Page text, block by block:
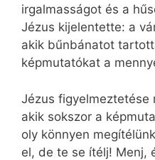
irgalmasságot és a
Jézus kijelentette: a
akik bűnbánatot
képmutatókat a
Jézus figyelmeztetése
akik sokszor a
oly könnyen
el, de te se ítélj! Menj,